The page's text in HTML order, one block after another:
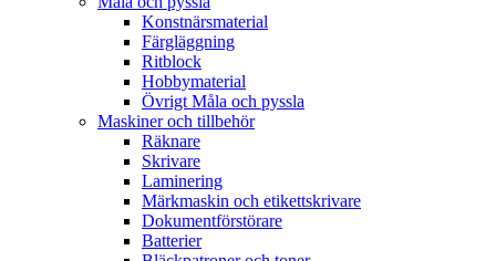
Konstnärsmaterial
Färgläggning
Ritblock
Hobbymaterial
Övrigt Måla och pyssla
Maskiner och tillbehör
Räknare
Skrivare
Laminering
Märkmaskin och etikettskrivare
Dokumentförstörare
Batterier